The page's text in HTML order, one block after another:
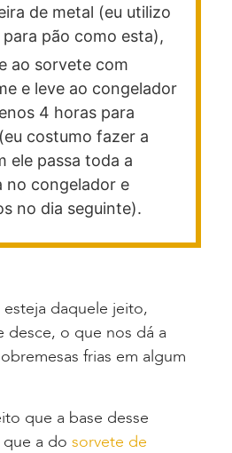
de metal (eu utilizo
pão como esta),
ao sorvete com
e leve ao congelador
4 horas para
costumo fazer a
ele passa toda a
no congelador e
no dia seguinte).
daquele jeito,
o que nos dá a
frias em algum
que a base desse
a do sorvete de